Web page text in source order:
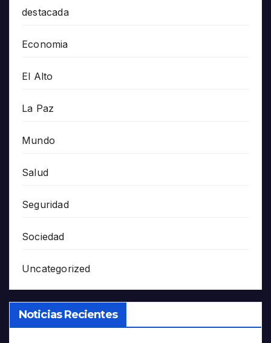
destacada
Economia
El Alto
La Paz
Mundo
Salud
Seguridad
Sociedad
Uncategorized
Noticias Recientes